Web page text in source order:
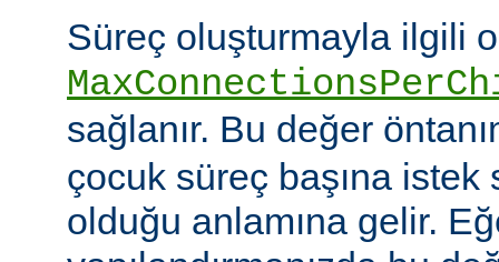
Süreç oluşturmayla ilgili
sağlanır. Bu değer
çocuk süreç başına istek
olduğu anlamına gelir.